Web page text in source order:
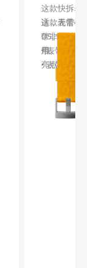
这款快拆表
适，无需任
带非常适合
用。
这款表带在
D5。我们
带。
亮点
• 表带宽度
• 表带重量
• 适合手腕
Spartan
Suunto7、